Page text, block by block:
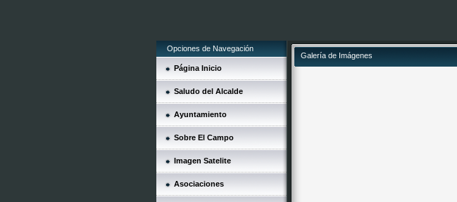
Opciones de Navegación
Página Inicio
Saludo del Alcalde
Ayuntamiento
Sobre El Campo
Imagen Satelite
Asociaciones
Galería de Imágenes